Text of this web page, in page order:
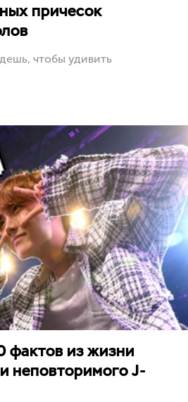
причесок
чтобы удивить
фактов из жизни
неповторимого J-